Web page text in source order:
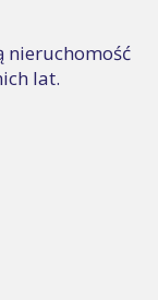
nieruchomość
lat.